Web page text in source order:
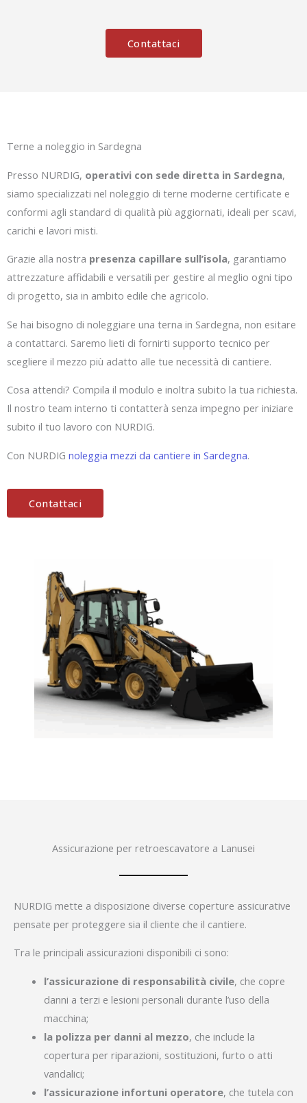
Contattaci
Terne a noleggio in Sardegna
Presso NURDIG, operativi con sede diretta in Sardegna,
siamo specializzati nel noleggio di terne moderne certificate e
conformi agli standard di qualità più aggiornati, ideali per scavi,
carichi e lavori misti.
Grazie alla nostra presenza capillare sull’isola, garantiamo
attrezzature affidabili e versatili per gestire al meglio ogni tipo
di progetto, sia in ambito edile che agricolo.
Se hai bisogno di noleggiare una terna in Sardegna, non esitare
a contattarci. Saremo lieti di fornirti supporto tecnico per
scegliere il mezzo più adatto alle tue necessità di cantiere.
Cosa attendi? Compila il modulo e inoltra subito la tua richiesta.
Il nostro team interno ti contatterà senza impegno per iniziare
subito il tuo lavoro con NURDIG.
Con NURDIG noleggia mezzi da cantiere in Sardegna.
Contattaci
Assicurazione per retroescavatore a Lanusei
NURDIG mette a disposizione diverse coperture assicurative
pensate per proteggere sia il cliente che il cantiere.
Tra le principali assicurazioni disponibili ci sono:
l’assicurazione di responsabilità civile, che copre
danni a terzi e lesioni personali durante l’uso della
macchina;
la polizza per danni al mezzo, che include la
copertura per riparazioni, sostituzioni, furto o atti
vandalici;
l’assicurazione infortuni operatore, che tutela con